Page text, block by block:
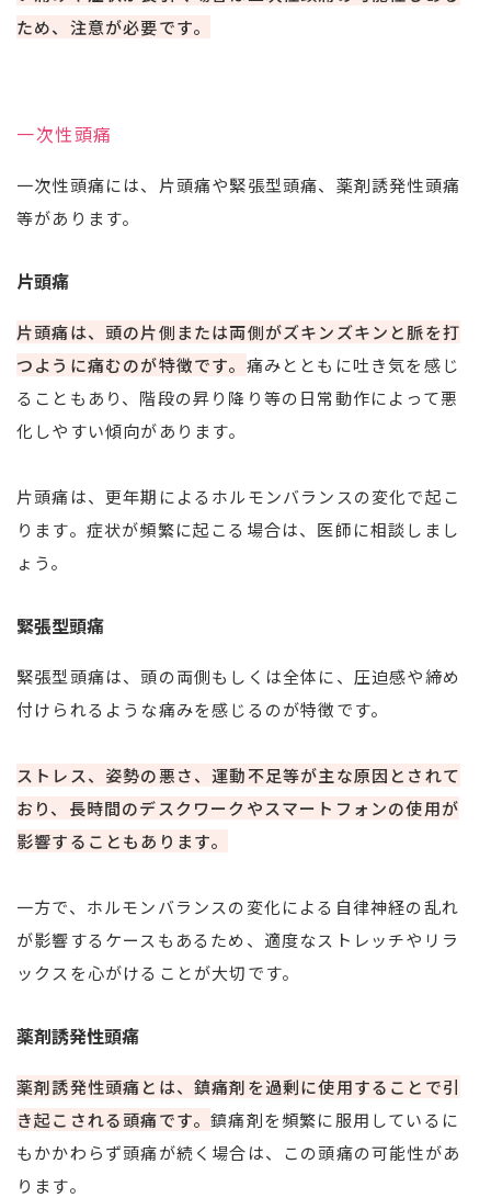
ため、注意が必要です。
一次性頭痛
一次性頭痛には、片頭痛や緊張型頭痛、薬剤誘発性頭痛
等があります。
片頭痛
片頭痛は、頭の片側または両側がズキンズキンと脈を打
つように痛むのが特徴です。 痛みとともに吐き気を感じ
ることもあり、階段の昇り降り等の日常動作によって悪
化しやすい傾向があります。
片頭痛は、更年期によるホルモンバランスの変化で起こ
ります。症状が頻繁に起こる場合は、医師に相談しまし
ょう。
緊張型頭痛
緊張型頭痛は、頭の両側もしくは全体に、圧迫感や締め
付けられるような痛みを感じるのが特徴です。
ストレス、姿勢の悪さ、運動不足等が主な原因とされて
おり、長時間のデスクワークやスマートフォンの使用が
影響することもあります。
一方で、ホルモンバランスの変化による自律神経の乱れ
が影響するケースもあるため、適度なストレッチやリラ
ックスを心がけることが大切です。
薬剤誘発性頭痛
薬剤誘発性頭痛とは、鎮痛剤を過剰に使用することで引
き起こされる頭痛です。鎮痛剤を頻繁に服用しているに
もかかわらず頭痛が続く場合は、この頭痛の可能性があ
ります。